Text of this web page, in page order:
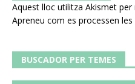
Aquest lloc utilitza Akismet
Apreneu com es processen
BUSCADOR PER TEMES